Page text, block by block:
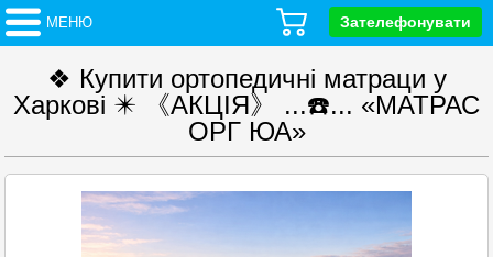
МЕНЮ Зателефонувати
❖ Купити ортопедичні матраци у
Харкові ✴️ 《АКЦІЯ》 ...☎️... «МАТРАС
ОРГ ЮА»